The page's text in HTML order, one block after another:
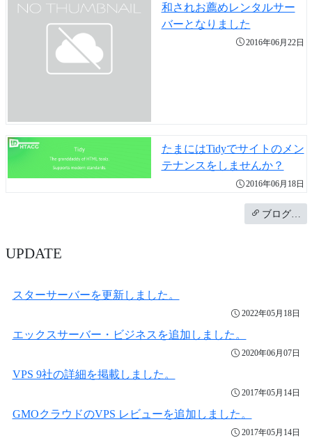
和されお薦めレンタルサー
バーとなりました
2016年06月22日
たまにはTidyでサイトのメン
テナンスをしませんか？
2016年06月18日
ブログ…
UPDATE
スターサーバーを更新しました。
2022年05月18日
エックスサーバー・ビジネスを追加しました。
2020年06月07日
VPS 9社の詳細を掲載しました。
2017年05月14日
GMOクラウドのVPS レビューを追加しました。
2017年05月14日